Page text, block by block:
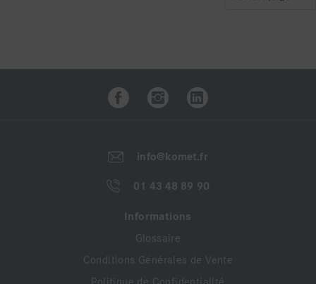
info@komet.fr
01 43 48 89 90
Informations
Glossaire
Conditions Générales de Vente